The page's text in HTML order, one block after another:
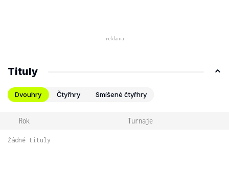
Tituly
Dvouhry Čtyřhry Smíšené čtyřhry
Rok Turnaje
Žádné tituly